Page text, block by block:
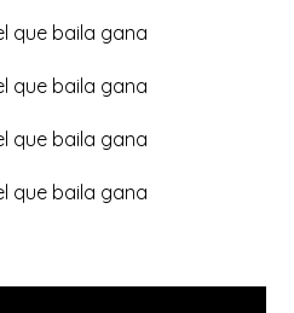
que baila gana
que baila gana
que baila gana
que baila gana